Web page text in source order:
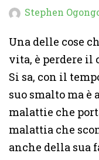
Stephen
Una delle cose
vita, è perdere il
Si sa, con il
suo smalto ma è
malattie che
malattia che
anche della sua